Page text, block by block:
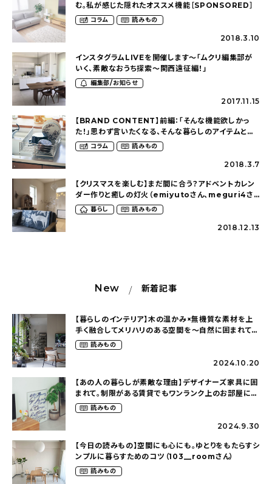
む。私が感じた隠れたオススメ機能［SPONSORED］
コラム 読みもの
2018.3.10
インスタグラムLIVEを開催します〜「ムクリ編集部が
いく、素敵なおうち探索〜関西遠征編！」
編集部/お知らせ
2017.11.15
【BRAND CONTENT】前編：「そんな機能欲しかっ
た！」思わず言いたくなる、そんな暮らしのアイテムとは
［SPONSORED］
コラム 読みもの
2018.3.7
【クリスマスを楽しむ】まだ間に合う？アドベントカレン
ダー作りと癒しの灯火（emiyutoさん、meguri4さ
ん、hibiiroさん）
暮らし 読みもの
2018.12.13
New 新着記事
【暮らしのインテリア】木の温かみ×無機質な素材を上
手く融合してメリハリのある空間を〜自然に囲まれて暮
らす（ki_no_ieさん）
読みもの
2024.10.20
【あの人の暮らしが素敵な理由】デザイナーズ家具に囲
まれて。制限がある賃貸でもワンランク上のお部屋に〜
狭くても好きな暮らしのこと（_____chika708さん）
読みもの
2024.9.30
【今日の読みもの】空間にも心にも。ゆとりをもたらすシ
ンプルに暮らすためのコツ（103__roomさん）
読みもの